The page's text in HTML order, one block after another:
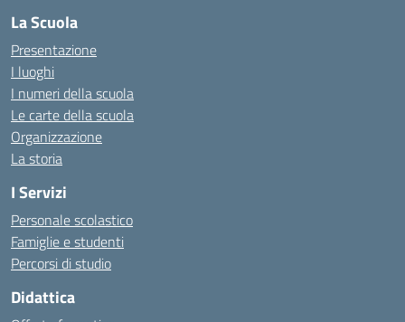
La Scuola
Presentazione
I luoghi
I numeri della scuola
Le carte della scuola
Organizzazione
La storia
I Servizi
Personale scolastico
Famiglie e studenti
Percorsi di studio
Didattica